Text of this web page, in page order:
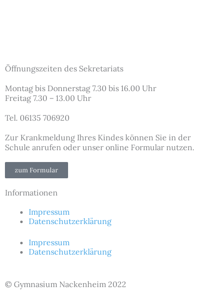
Öffnungszeiten des Sekretariats
Montag bis Donnerstag 7.30 bis 16.00 Uhr
Freitag 7.30 – 13.00 Uhr
Tel. 06135 706920
Zur Krankmeldung Ihres Kindes können Sie in der
Schule anrufen oder unser online Formular nutzen.
zum Formular
Informationen
Impressum
Datenschutzerklärung
Impressum
Datenschutzerklärung
© Gymnasium Nackenheim 2022